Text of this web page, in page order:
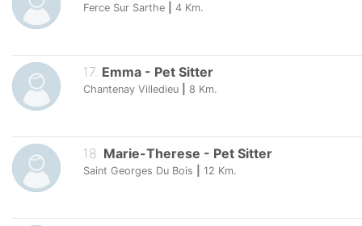
Ferce Sur Sarthe 4 Km.
17. Emma - Pet Sitter
Chantenay Villedieu 8 Km.
18. Marie-Therese - Pet Sitter
Saint Georges Du Bois 12 Km.